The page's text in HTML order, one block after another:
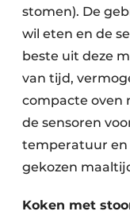
stomen). De
wil eten en de
beste uit deze
van tijd,
compacte oven
de sensoren
temperatuur en
gekozen
Koken met